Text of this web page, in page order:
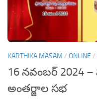
KARTHIKA MASAM / ONLINE /
16 నవంబర్ 2024
అంతర్జాల సభ